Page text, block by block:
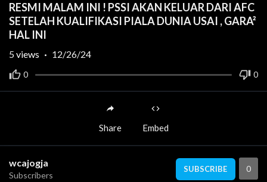
RESMI MALAM INI ! PSSI AKAN KELUAR DARI AFC
SETELAH KUALIFIKASI PIALA DUNIA USAI , GARA²
HAL INI
0 0
5views · 12/26/24
Share Embed
wcajogja
Subscribers
SUBSCRIBE 0